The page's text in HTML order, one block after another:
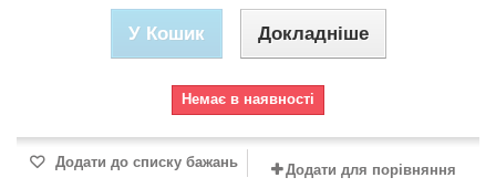
У Кошик Докладніше
Немає в наявності
Додати до списку бажань Додати для порівняння